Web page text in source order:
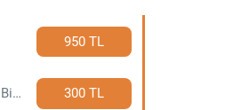
950 TL
Ereğli Marmara - Silivri Otobüs Bileti 300 TL